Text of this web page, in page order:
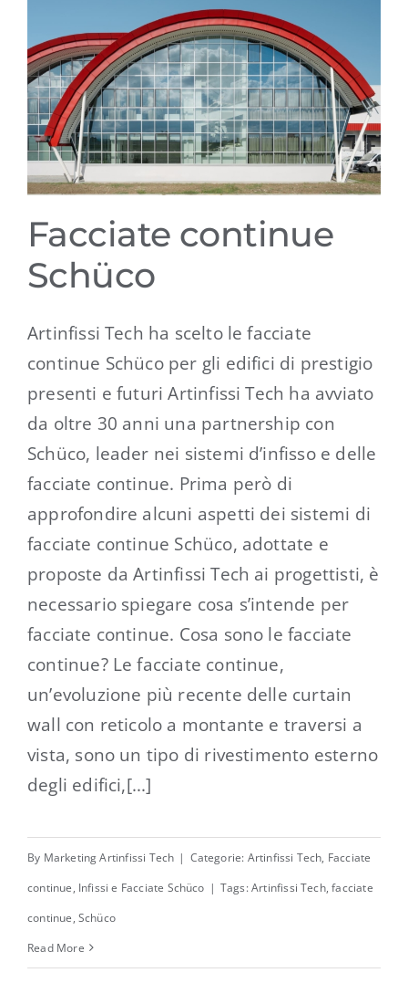
Facciate continue Schüco
Facciate continue
Schüco
Artinfissi Tech ha scelto le facciate
continue Schüco per gli edifici di prestigio
presenti e futuri Artinfissi Tech ha avviato
da oltre 30 anni una partnership con
Schüco, leader nei sistemi d’infisso e delle
facciate continue. Prima però di
approfondire alcuni aspetti dei sistemi di
facciate continue Schüco, adottate e
proposte da Artinfissi Tech ai progettisti, è
necessario spiegare cosa s’intende per
facciate continue. Cosa sono le facciate
continue? Le facciate continue,
un’evoluzione più recente delle curtain
wall con reticolo a montante e traversi a
vista, sono un tipo di rivestimento esterno
degli edifici,[...]
By Marketing Artinfissi Tech | Categorie: Artinfissi Tech, Facciate
continue, Infissi e Facciate Schüco | Tags:Artinfissi Tech,facciate
continue, Schüco
Read More